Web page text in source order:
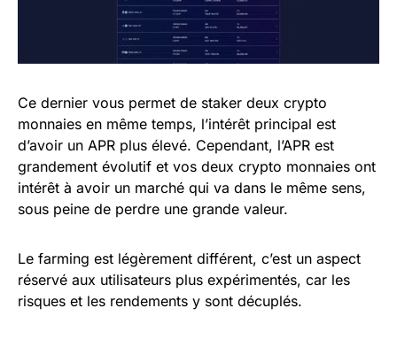
Ce dernier vous permet de staker deux crypto
monnaies en même temps, l’intérêt principal est
d’avoir un APR plus élevé. Cependant, l’APR est
grandement évolutif et vos deux crypto monnaies ont
intérêt à avoir un marché qui va dans le même sens,
sous peine de perdre une grande valeur.
Le farming est légèrement différent, c’est un aspect
réservé aux utilisateurs plus expérimentés, car les
risques et les rendements y sont décuplés.